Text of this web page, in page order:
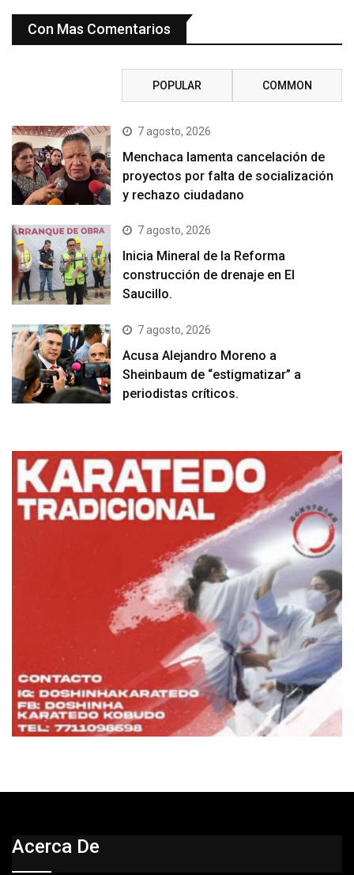
Con Mas Comentarios
POPULAR COMMON
7 agosto, 2026
Menchaca lamenta cancelación de
proyectos por falta de socialización
y rechazo ciudadano
7 agosto, 2026
Inicia Mineral de la Reforma
construcción de drenaje en El
Saucillo.
7 agosto, 2026
Acusa Alejandro Moreno a
Sheinbaum de “estigmatizar” a
periodistas críticos.
Acerca De